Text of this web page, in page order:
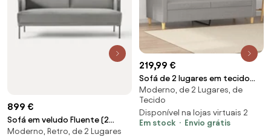
899 €
Sofá em veludo Fluente (2
lugares)
Moderno, Retro, de 2 Lugares
219,99 €
Sofá de 2 lugares em tecido
140 cm cinzento-claro
Moderno, de 2 Lugares, de
Tecido
Disponível na lojas virtuais 2
Em stock
Envio grátis